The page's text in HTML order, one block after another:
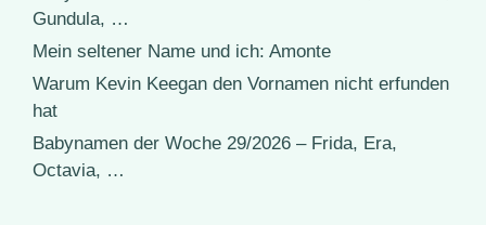
Gundula, …
Mein seltener Name und ich: Amonte
Warum Kevin Keegan den Vornamen nicht erfunden
hat
Babynamen der Woche 29/2026 – Frida, Era,
Octavia, …